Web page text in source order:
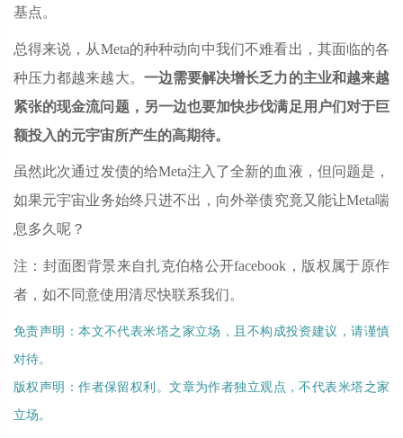
基点。
总得来说，从Meta的种种动向中我们不难看出，其面临的各
种压力都越来越大。 一边需要解决增长乏力的主业和越来越
紧张的现金流问题，另一边也要加快步伐满足用户们对于巨
额投入的元宇宙所产生的高期待。
虽然此次通过发债的给Meta注入了全新的血液，但问题是，
如果元宇宙业务始终只进不出，向外举债究竟又能让Meta喘
息多久呢？
注：封面图背景来自扎克伯格公开facebook，版权属于原作
者，如不同意使用清尽快联系我们。
免责声明：本文不代表米塔之家立场，且不构成投资建议，请谨慎
对待。
版权声明：作者保留权利。文章为作者独立观点，不代表米塔之家
立场。